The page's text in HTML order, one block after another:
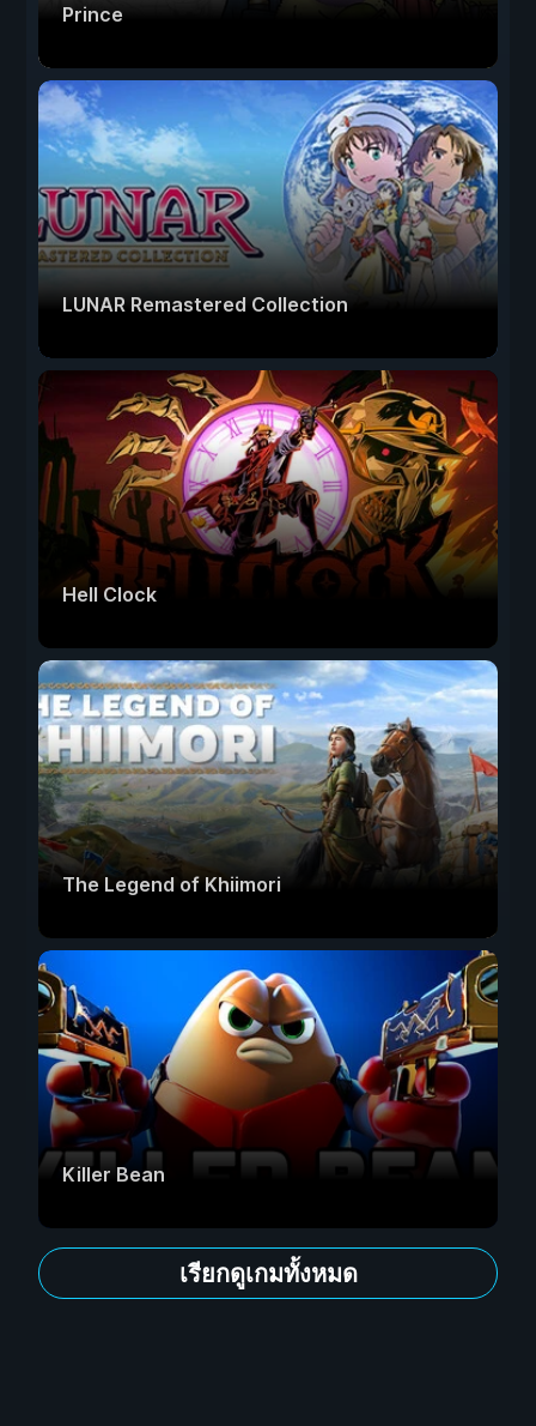
Prince
LUNAR Remastered Collection
Hell Clock
The Legend of Khiimori
Killer Bean
เรียกดูเกมทั้งหมด